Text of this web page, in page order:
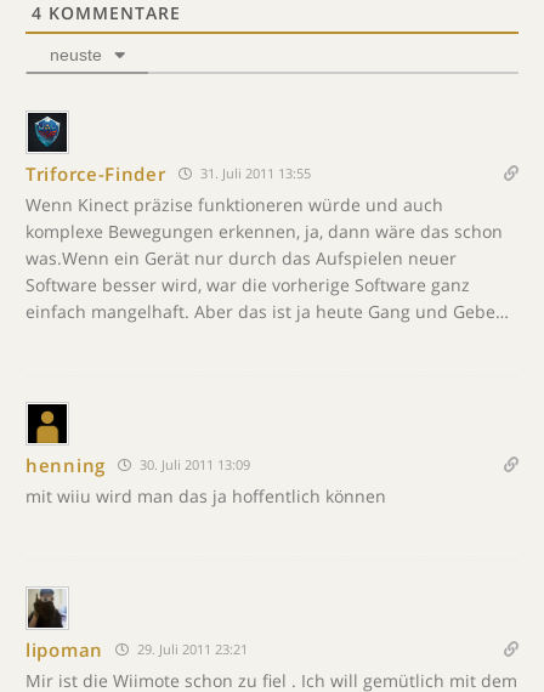
4 KOMMENTARE
neuste
Triforce-Finder 31. Juli 2011 13:55
Wenn Kinect präzise funktioneren würde und auch
komplexe Bewegungen erkennen, ja, dann wäre das schon
was.Wenn ein Gerät nur durch das Aufspielen neuer
Software besser wird, war die vorherige Software ganz
einfach mangelhaft. Aber das ist ja heute Gang und Gebe…
henning 30. Juli 2011 13:09
mit wiiu wird man das ja hoffentlich können
lipoman 29. Juli 2011 23:21
Mir ist die Wiimote schon zu fiel . Ich will gemütlich mit dem